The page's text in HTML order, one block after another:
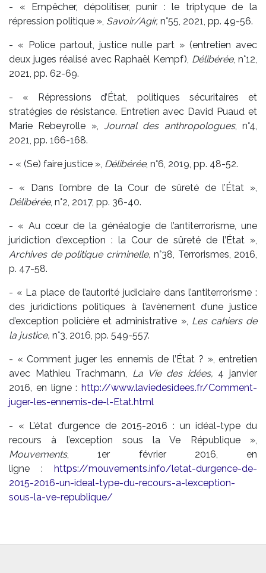
- « Empêcher, dépolitiser, punir : le triptyque de la
répression politique », Savoir/Agir, n°55, 2021, pp. 49-56.
- « Police partout, justice nulle part » (entretien avec
deux juges réalisé avec Raphaël Kempf), Délibérée, n°12,
2021, pp. 62-69.
- « Répressions d’État, politiques sécuritaires et
stratégies de résistance. Entretien avec David Puaud et
Marie Rebeyrolle », Journal des anthropologues, n°4,
2021, pp. 166-168.
- « (Se) faire justice », Délibérée, n°6, 2019, pp. 48-52.
- « Dans l’ombre de la Cour de sûreté de l’État »,
Délibérée, n°2, 2017, pp. 36-40.
- « Au cœur de la généalogie de l’antiterrorisme, une
juridiction d’exception : la Cour de sûreté de l’État »,
Archives de politique criminelle, n°38, Terrorismes, 2016,
p. 47-58.
- « La place de l’autorité judiciaire dans l’antiterrorisme :
des juridictions politiques à l’avènement d’une justice
d’exception policière et administrative », Les cahiers de
la justice, n°3, 2016, pp. 549-557.
- « Comment juger les ennemis de l’État ? », entretien
avec Mathieu Trachmann, La Vie des idées, 4 janvier
2016, en ligne : http://www.laviedesidees.fr/Comment-
juger-les-ennemis-de-l-Etat.html
- « L’état d’urgence de 2015-2016 : un idéal-type du
recours à l’exception sous la Ve République »,
Mouvements, 1er février 2016, en
ligne : https://mouvements.info/letat-durgence-de-
2015-2016-un-ideal-type-du-recours-a-lexception-
sous-la-ve-republique/